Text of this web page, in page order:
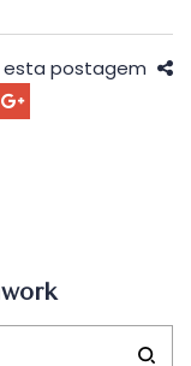
postagem